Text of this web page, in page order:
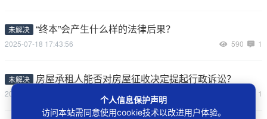
未解决 “终本”会产生什么样的法律后果？
2025-07-18 17:43:56 590 1
未解决 房屋承租人能否对房屋征收决定提起行政诉讼？
2024-11-21 08:29:11 1
个人信息保护声明
访问本站需同意使用cookie技术以改进用户体验。